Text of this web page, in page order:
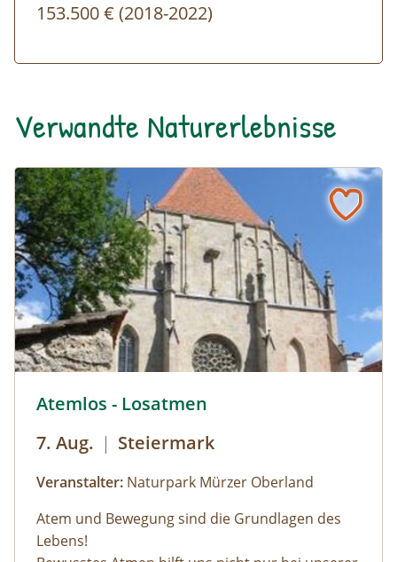
153.500 € (2018-2022)
Verwandte Naturerlebnisse
Atemlos - Losatmen
7. Aug. | Steiermark
Veranstalter: Naturpark Mürzer Oberland
Atem und Bewegung sind die Grundlagen des
Lebens!